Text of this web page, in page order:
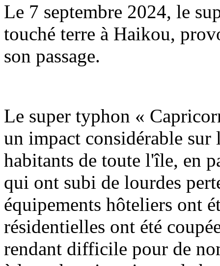
Le 7 septembre 2024, le
touché terre à Haikou,
son passage.
Le super typhon «
un impact considérable
habitants de toute l'île, en
qui ont subi de lourdes
équipements hôteliers ont
résidentielles ont été
rendant difficile pour de